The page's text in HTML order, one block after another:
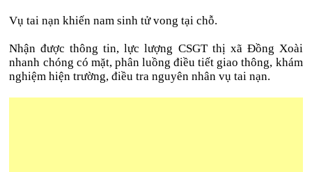
Vụ tai nạn khiến nam sinh tử vong tại chỗ.
Nhận được thông tin, lực lượng CSGT thị xã Đồng Xoài
nhanh chóng có mặt, phân luồng điều tiết giao thông, khám
nghiệm hiện trường, điều tra nguyên nhân vụ tai nạn.